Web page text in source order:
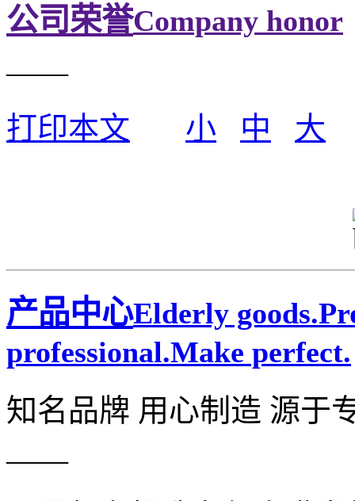
公司荣誉Company honor
——
打印本文
小 中 大
产品中心Elderly
professional.Make perfect.
知名品牌 用心制造 源于
——